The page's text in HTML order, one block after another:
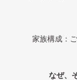
家族構成：
なぜ、